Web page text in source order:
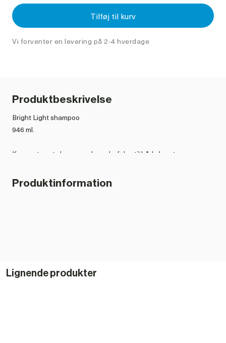
Tilføj til kurv
Vi forventer en levering på 2-4 hverdage
Produktbeskrivelse
Bright Light shampoo
946 ml.
Koncentreret shampoo, der anbefales til både kreaturer og
Produktinformation
Lignende produkter